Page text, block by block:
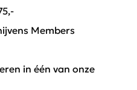
Members
in één van onze